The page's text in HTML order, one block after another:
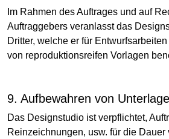
Im Rahmen des Auftrages und auf
Auftraggebers veranlasst das
Dritter, welche er für
von reproduktionsreifen Vorlagen
9. Aufbewahren von
Das Designstudio ist verpflichtet,
Reinzeichnungen, usw. für die Dauer